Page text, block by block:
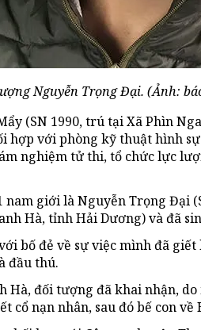
Nguyễn Trọng Đại. (Ảnh:
(SN 1990, trú tại Xã Phìn
hợp với phòng kỹ thuật hình
nghiệm tử thi, tổ chức lực
nam giới là Nguyễn Trọng Đại
Hà, tỉnh Hải Dương) và đã
bố đẻ về sự việc mình đã
đầu thú.
Hà, đối tượng đã khai nhận,
cổ nạn nhân, sau đó bế con về